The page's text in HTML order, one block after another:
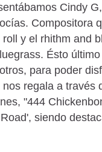
Cindy
Compositora
roll y el rhithm and
Ésto
para poder
nos regala a través
"444
siendo